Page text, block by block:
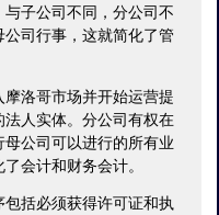
子公司不同，分公司不
司行事，这就简化了管
洛哥市场并开始运营提
人实体。分公司有权在
公司可以进行的所有业
会计和财务会计。
括必须获得许可证和执